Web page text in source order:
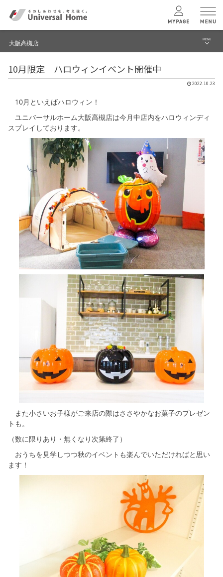
ユニバーサル ホームの特長
コンセプトプラン
テクノロジー
建築実例
モデルハウス検索・見学予約
シミュレーション
キャンペーン・コラボ情報
家づくりの知識
企業情報
お問い合わせ
大阪高槻店 MENU
ブログ
イベント
大阪高槻店 TOPへ
10月限定 ハロウィンイベント開催中
2022.10.23
10月といえばハロウィン！
ユニバーサルホーム大阪高槻店は今月中店内をハロウィンディ
スプレイしております。
また小さいお子様がご来店の際はささやかなお菓子のプレゼン
トも。
（数に限りあり・無くなり次第終了）
おうちを見学しつつ秋のイベントも楽んでいただければと思い
ます！